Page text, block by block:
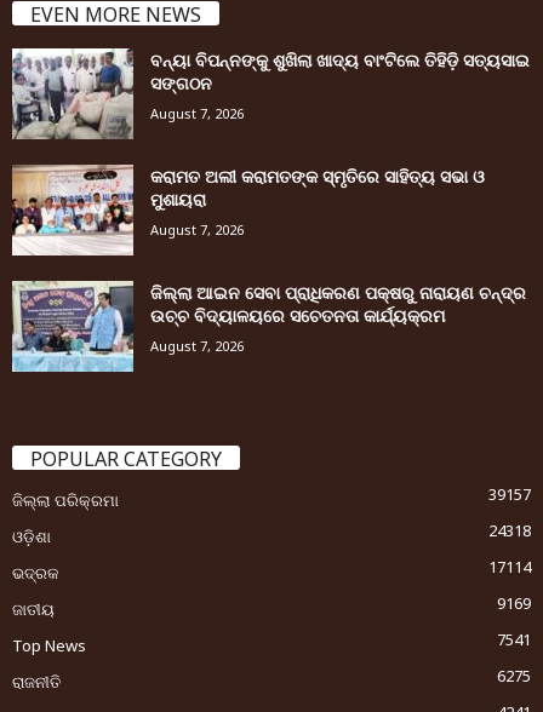
EVEN MORE NEWS
ବନ୍ୟା ବିପନ୍ନଙ୍କୁ ଶୁଖିଲା ଖାଦ୍ୟ ବାଂଟିଲେ ତିହିଡି଼ ସତ୍ୟସାଇ
ସଙ୍ଗଠନ
August 7, 2026
କରାମତ ଅଲୀ କରାମତଙ୍କ ସ୍ମୃତିରେ ସାହିତ୍ୟ ସଭା ଓ
ମୁଶାୟରା
August 7, 2026
ଜିଲ୍ଲା ଆଇନ ସେବା ପ୍ରାଧିକରଣ ପକ୍ଷରୁ ନାରାୟଣ ଚନ୍ଦ୍ର
ଉଚ୍ଚ ବିଦ୍ୟାଳୟରେ ସଚେତନତା କାର୍ଯ୍ୟକ୍ରମ
August 7, 2026
POPULAR CATEGORY
ଜିଲ୍ଲା ପରିକ୍ରମା
39157
ଓଡ଼ିଶା
24318
ଭଦ୍ରକ
17114
ଜାତୀୟ
9169
Top News
7541
ରାଜନୀତି
6275